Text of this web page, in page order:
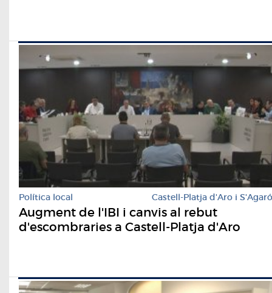
Política local Castell-Platja d'Aro i S'Agaró
Augment de l'IBI i canvis al rebut
d'escombraries a Castell-Platja d'Aro